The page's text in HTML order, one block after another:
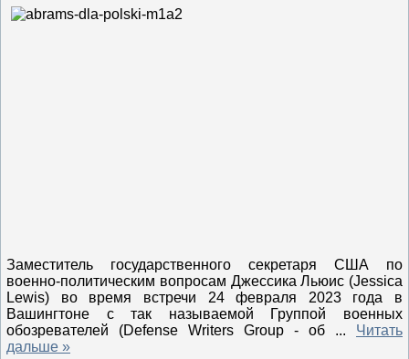
Заместитель государственного секретаря США по
военно-политическим вопросам Джессика Льюис (Jessica
Lewis) во время встречи 24 февраля 2023 года в
Вашингтоне с так называемой Группой военных
обозревателей (Defense Writers Group - об ... Читать
дальше »